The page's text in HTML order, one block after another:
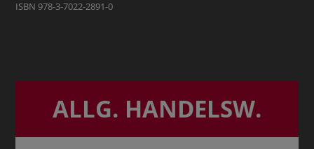
ISBN 978-3-7022-2891-0
ALLG. HANDELSW.